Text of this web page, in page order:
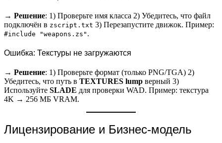
→ Решение: 1) Проверьте имя класса 2) Убедитесь, что файл
подключён в zscript.txt 3) Перезапустите движок. Пример:
#include "weapons.zs" .
Ошибка: Текстуры не загружаются
→ Решение: 1) Проверьте формат (только PNG/TGA) 2)
Убедитесь, что путь в TEXTURES lump верный 3)
Используйте SLADE для проверки WAD. Пример: текстура
4K → 256 МБ VRAM.
Лицензирование и Бизнес-модель